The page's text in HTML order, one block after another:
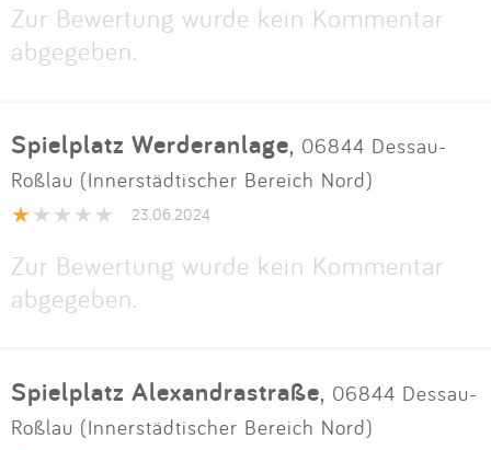
Zur Bewertung wurde kein Kommentar
abgegeben.
Spielplatz Werderanlage, 06844 Dessau-
Roßlau (Innerstädtischer Bereich Nord)
23.06.2024
Zur Bewertung wurde kein Kommentar
abgegeben.
Spielplatz Alexandrastraße, 06844 Dessau-
Roßlau (Innerstädtischer Bereich Nord)